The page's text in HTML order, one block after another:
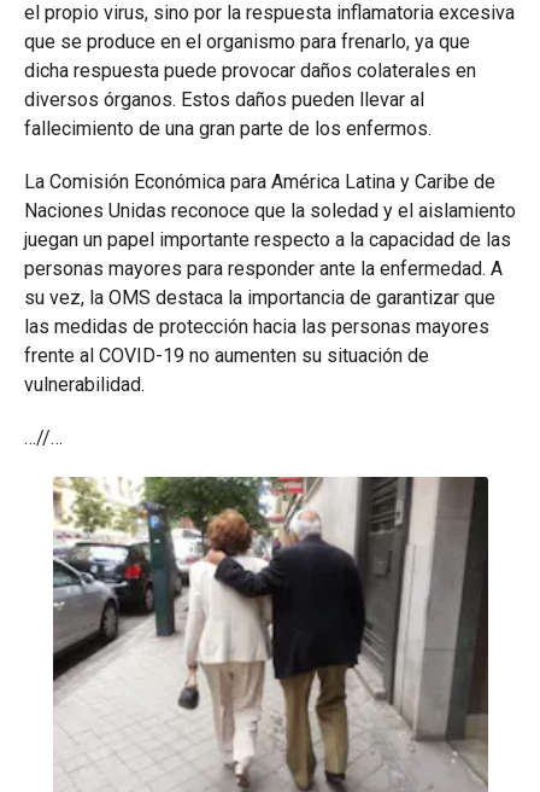
el propio virus, sino por la respuesta inflamatoria excesiva
que se produce en el organismo para frenarlo, ya que
dicha respuesta puede provocar daños colaterales en
diversos órganos. Estos daños pueden llevar al
fallecimiento de una gran parte de los enfermos.
La Comisión Económica para América Latina y Caribe de
Naciones Unidas reconoce que la soledad y el aislamiento
juegan un papel importante respecto a la capacidad de las
personas mayores para responder ante la enfermedad. A
su vez, la OMS destaca la importancia de garantizar que
las medidas de protección hacia las personas mayores
frente al COVID-19 no aumenten su situación de
vulnerabilidad.
…//…